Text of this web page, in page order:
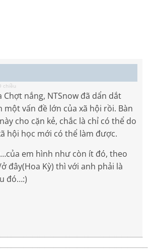
chiều
Chợt nắng, NTSnow đã dẩn dắt
một vấn đề lớn của xã hội rồi. Bàn
cho cặn kẻ, chắc là chỉ có thể do
hội học mới có thể làm được.
em hình như còn ít đó, theo
đây(Hoa Kỳ) thì với anh phải là
đó…:)